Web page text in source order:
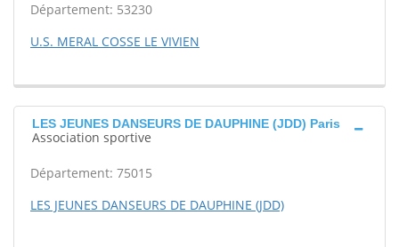
Département: 53230
U.S. MERAL COSSE LE VIVIEN
LES JEUNES DANSEURS DE DAUPHINE (JDD) Paris
Association sportive
Département: 75015
LES JEUNES DANSEURS DE DAUPHINE (JDD)